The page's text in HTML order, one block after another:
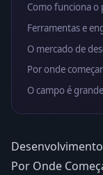
Como funciona o
Ferramentas e
O mercado de
Por onde
O campo é
Por Onde